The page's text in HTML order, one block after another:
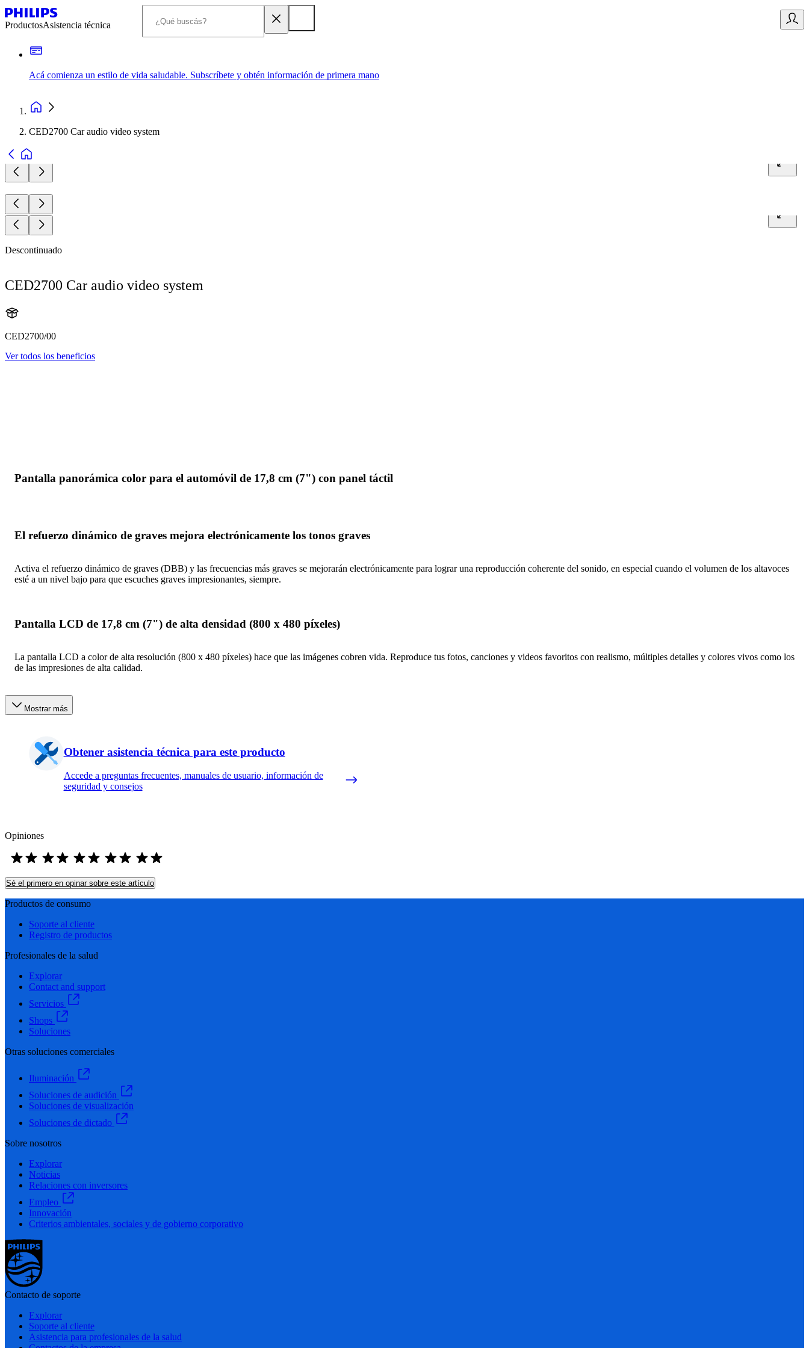
ProductosAsistencia técnica
Acá comienza un estilo de vida saludable. Subscríbete y obtén información de primera mano
CED2700 Car audio video system
Descontinuado
CED2700 Car audio video system
CED2700/00
Ver todos los beneficios
Pantalla panorámica color para el automóvil de 17,8 cm (7") con panel táctil
El refuerzo dinámico de graves mejora electrónicamente los tonos graves
Activa el refuerzo dinámico de graves (DBB) y las frecuencias más graves se mejorarán electrónicamente para lograr una reproducción coherente del sonido, en especial cuando el volumen de los altavoces
esté a un nivel bajo para que escuches graves impresionantes, siempre.
Pantalla LCD de 17,8 cm (7") de alta densidad (800 x 480 píxeles)
La pantalla LCD a color de alta resolución (800 x 480 píxeles) hace que las imágenes cobren vida. Reproduce tus fotos, canciones y videos favoritos con realismo, múltiples detalles y colores vivos como los
de las impresiones de alta calidad.
Mostrar más
Obtener asistencia técnica para este producto
Accede a preguntas frecuentes, manuales de usuario, información de
seguridad y consejos
Opiniones
Sé el primero en opinar sobre este artículo
Productos de consumo
Soporte al cliente
Registro de productos
Profesionales de la salud
Explorar
Contact and support
Servicios
Shops
Soluciones
Otras soluciones comerciales
Iluminación
Soluciones de audición
Soluciones de visualización
Soluciones de dictado
Sobre nosotros
Explorar
Noticias
Relaciones con inversores
Empleo
Innovación
Criterios ambientales, sociales y de gobierno corporativo
Contacto de soporte
Explorar
Soporte al cliente
Asistencia para profesionales de la salud